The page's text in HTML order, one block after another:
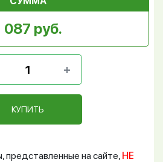
087 руб.
КУПИТЬ
представленные на сайте, НЕ